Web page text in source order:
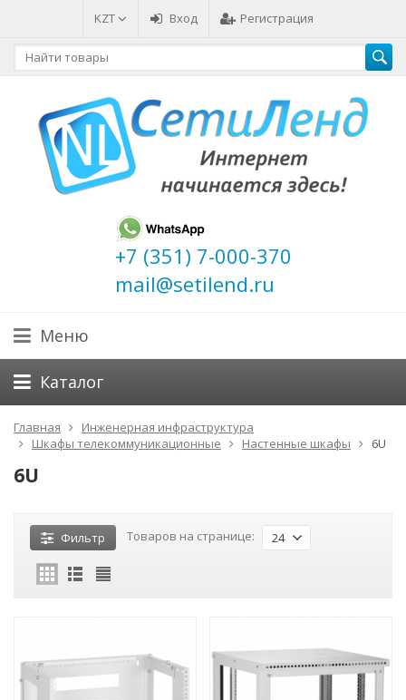
KZT Вход Регистрация
+7 (351) 7-000-370
mail@setilend.ru
Меню
Каталог
Главная
Инженерная инфраструктура
Шкафы телекоммуникационные
Настенные шкафы 6U
6U
Фильтр Товаров на странице: 24